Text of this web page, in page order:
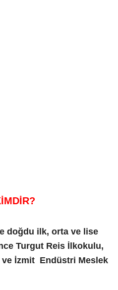
doğdu ilk, orta ve lise
Turgut Reis İlkokulu,
İzmit Endüstri Meslek